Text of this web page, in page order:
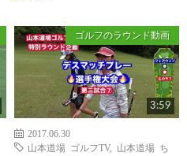
ゴルフのラウンド動画
3:59
2017.06.30
山本道場 ゴルフTV, 山本道場 ち